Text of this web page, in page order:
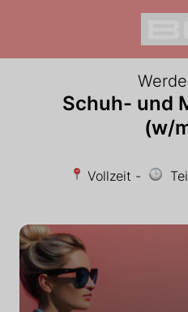
Schuh- und
(w/
Vollzeit -